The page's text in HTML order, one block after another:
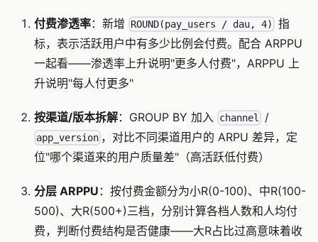
付费渗透率：新增 ROUND(pay_users / dau, 4)
指
标，表示活跃用户中有多少比例会付费。配合 ARPPU
一起看——渗透率上升说明"更多人付费"，ARPPU 上
升说明"每人付更多"
按渠道/版本拆解：GROUP BY 加入 channel /
app_version ，对比不同渠道用户的 ARPU 差异，定
位"哪个渠道来的用户质量差"（高活跃低付费）
分层 ARPPU ：按付费金额分为小R(0-100)、中R(100-
500)、大R(500+)三档，分别计算各档人数和人均付
费，判断付费结构是否健康——大R占比过高意味着收